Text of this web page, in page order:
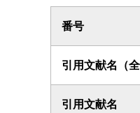
番号
引用文献名（全
引用文献名